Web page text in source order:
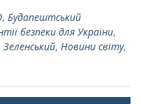
, Будапештський
безпеки для України,
Зеленський, Новини світу,